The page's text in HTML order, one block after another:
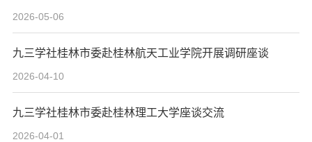
2026-05-06
九三学社桂林市委赴桂林航天工业学院开展调研座谈
2026-04-10
九三学社桂林市委赴桂林理工大学座谈交流
2026-04-01